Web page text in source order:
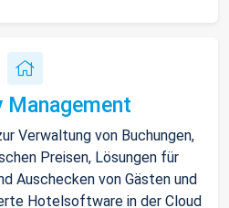
Management
Verwaltung von Buchungen,
Preisen, Lösungen für
Auschecken von Gästen und
Hotelsoftware in der Cloud